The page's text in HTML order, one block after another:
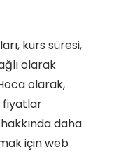
kurs süresi,
olarak
olarak,
fiyatlar
daha
için web